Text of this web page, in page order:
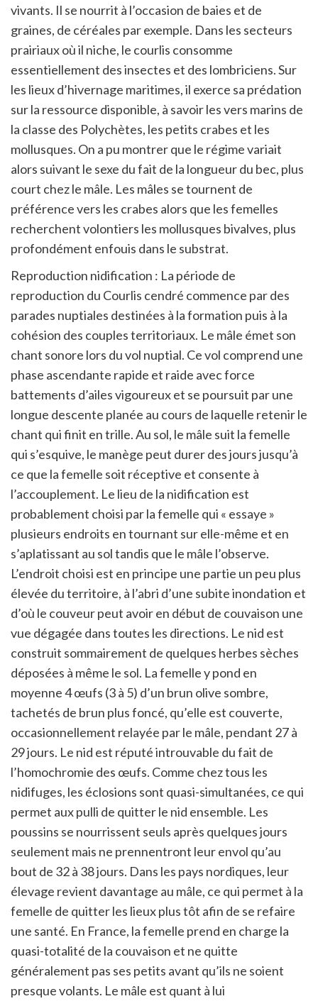
vivants. Il se nourrit à l’occasion de baies et de
graines, de céréales par exemple. Dans les secteurs
prairiaux où il niche, le courlis consomme
essentiellement des insectes et des lombriciens. Sur
les lieux d’hivernage maritimes, il exerce sa prédation
sur la ressource disponible, à savoir les vers marins de
la classe des Polychètes, les petits crabes et les
mollusques. On a pu montrer que le régime variait
alors suivant le sexe du fait de la longueur du bec, plus
court chez le mâle. Les mâles se tournent de
préférence vers les crabes alors que les femelles
recherchent volontiers les mollusques bivalves, plus
profondément enfouis dans le substrat.
Reproduction nidification : La période de
reproduction du Courlis cendré commence par des
parades nuptiales destinées à la formation puis à la
cohésion des couples territoriaux. Le mâle émet son
chant sonore lors du vol nuptial. Ce vol comprend une
phase ascendante rapide et raide avec force
battements d’ailes vigoureux et se poursuit par une
longue descente planée au cours de laquelle retenir le
chant qui finit en trille. Au sol, le mâle suit la femelle
qui s’esquive, le manège peut durer des jours jusqu’à
ce que la femelle soit réceptive et consente à
l’accouplement. Le lieu de la nidification est
probablement choisi par la femelle qui « essaye »
plusieurs endroits en tournant sur elle-même et en
s’aplatissant au sol tandis que le mâle l’observe.
L’endroit choisi est en principe une partie un peu plus
élevée du territoire, à l’abri d’une subite inondation et
d’où le couveur peut avoir en début de couvaison une
vue dégagée dans toutes les directions. Le nid est
construit sommairement de quelques herbes sèches
déposées à même le sol. La femelle y pond en
moyenne 4 œufs (3 à 5) d’un brun olive sombre,
tachetés de brun plus foncé, qu’elle est couverte,
occasionnellement relayée par le mâle, pendant 27 à
29 jours. Le nid est réputé introuvable du fait de
l’homochromie des œufs. Comme chez tous les
nidifuges, les éclosions sont quasi-simultanées, ce qui
permet aux pulli de quitter le nid ensemble. Les
poussins se nourrissent seuls après quelques jours
seulement mais ne prennentront leur envol qu’au
bout de 32 à 38 jours. Dans les pays nordiques, leur
élevage revient davantage au mâle, ce qui permet à la
femelle de quitter les lieux plus tôt afin de se refaire
une santé. En France, la femelle prend en charge la
quasi-totalité de la couvaison et ne quitte
généralement pas ses petits avant qu’ils ne soient
presque volants. Le mâle est quant à lui